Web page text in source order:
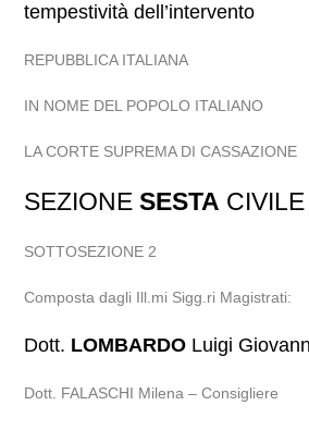
tempestività dell’intervento
REPUBBLICA ITALIANA
IN NOME DEL POPOLO ITALIANO
LA CORTE SUPREMA DI CASSAZIONE
SEZIONESESTA CIVILE
SOTTOSEZIONE 2
Composta dagli Ill.mi Sigg.ri Magistrati:
Dott. LOMBARDO Luigi
Dott. FALASCHI Milena – Consigliere